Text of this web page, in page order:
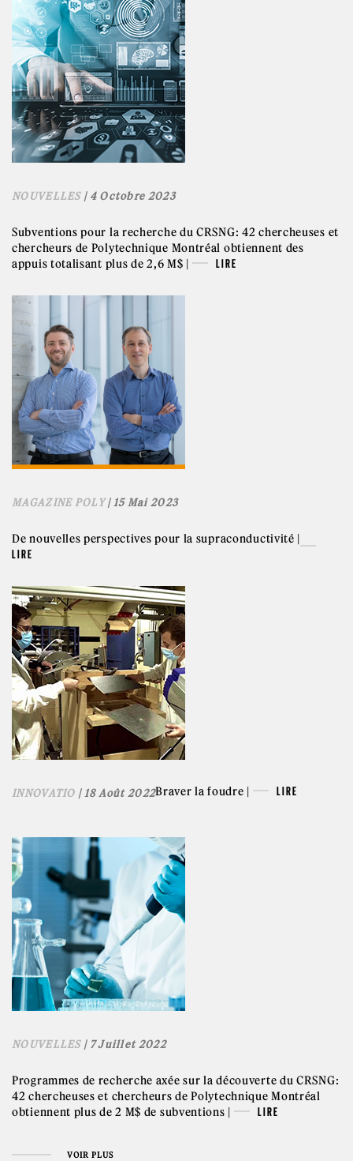
NOUVELLES| 4 Octobre 2023
Subventions pour la recherche du CRSNG: 42 chercheuses et
chercheurs de Polytechnique Montréal obtiennent des
appuis totalisant plus de 2,6 M$ |
LIRE
MAGAZINE POLY| 15 Mai 2023
De nouvelles perspectives pour la supraconductivité |
LIRE
INNOVATIO | 18 Août 2022Braver la foudre | LIRE
NOUVELLES| 7 Juillet 2022
Programmes de recherche axée sur la découverte du CRSNG:
42 chercheuses et chercheurs de Polytechnique Montréal
obtiennent plus de 2 M$ de subventions |
LIRE
VOIR PLUS